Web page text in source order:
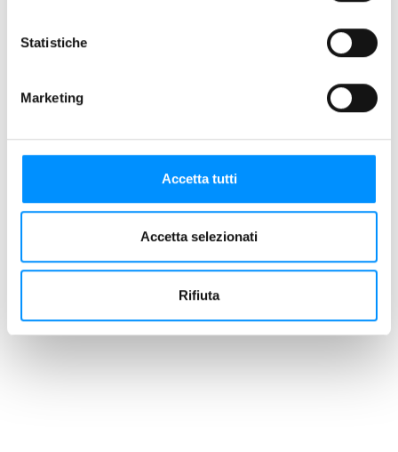
Statistiche
Marketing
Accetta tutti
Accetta selezionati
Rifiuta